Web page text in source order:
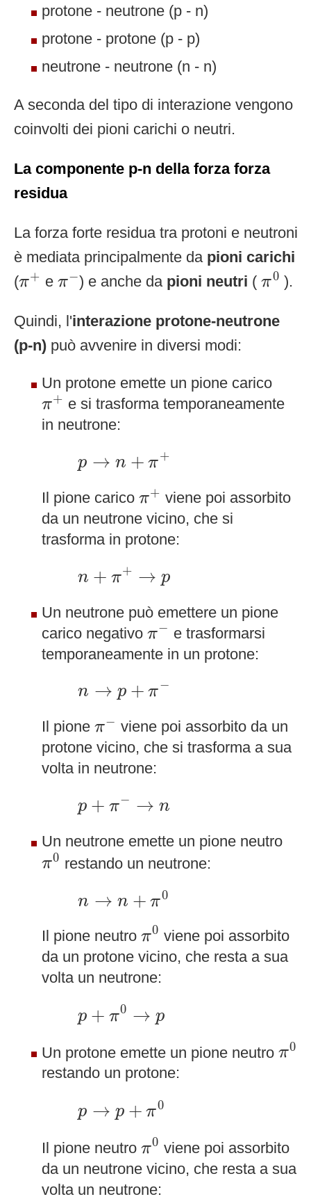
protone - neutrone (p - n)
protone - protone (p - p)
neutrone - neutrone (n - n)
A seconda del tipo di interazione vengono
coinvolti dei pioni carichi o neutri.
La componente p-n della forza forza
residua
La forza forte residua tra protoni e neutroni
è mediata principalmente da pioni carichi
(π+
π+ e π−
π−) e anche da pioni neutri (π0
π0
).
Quindi, l'interazione protone-neutrone
(p-n) può avvenire in diversi modi:
Un protone emette un pione carico
π+
π+ e si trasforma temporaneamente
in neutrone:
p → n + π+
π
Il pione carico π+
π+ viene poi assorbito
da un neutrone vicino, che si
trasforma in protone:
n + π+ → p
+ +→
Un neutrone può emettere un pione
carico negativo π−
π− e trasformarsi
temporaneamente in un protone:
n → p + π−
π
Il pione π−
π− viene poi assorbito da un
protone vicino, che si trasforma a sua
volta in neutrone:
p + π− → n
p+ π−
Un neutrone emette un pione neutro
π0
π0
restando un neutrone:
n → n + π0
Il pione neutro π0
π0
viene poi assorbito
da un protone vicino, che resta a sua
volta un neutrone:
p + π0 → p
0
Un protone emette un pione neutro π0
π0
restando un protone:
p → p + π0
Il pione neutro π0
π0
viene poi assorbito
da un neutrone vicino, che resta a sua
volta un neutrone: